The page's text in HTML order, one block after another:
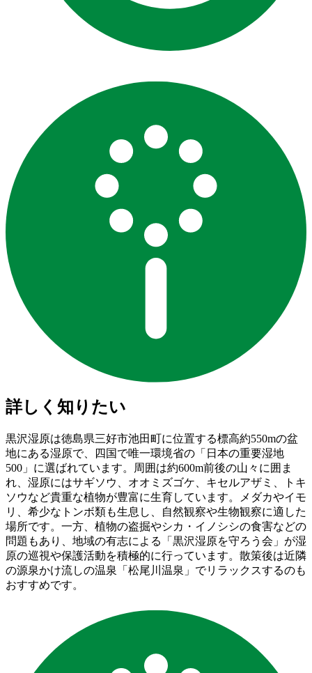
詳しく知りたい
黒沢湿原は徳島県三好市池田町に位置する標高約550mの盆
地にある湿原で、四国で唯一環境省の「日本の重要湿地
500」に選ばれています。周囲は約600m前後の山々に囲ま
れ、湿原にはサギソウ、オオミズゴケ、キセルアザミ、トキ
ソウなど貴重な植物が豊富に生育しています。メダカやイモ
リ、希少なトンボ類も生息し、自然観察や生物観察に適した
場所です。一方、植物の盗掘やシカ・イノシシの食害などの
問題もあり、地域の有志による「黒沢湿原を守ろう会」が湿
原の巡視や保護活動を積極的に行っています。散策後は近隣
の源泉かけ流しの温泉「松尾川温泉」でリラックスするのも
おすすめです。